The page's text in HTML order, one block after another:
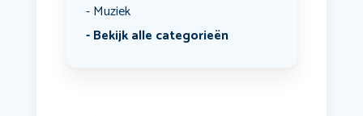
Muziek
Bekijk alle categorieën